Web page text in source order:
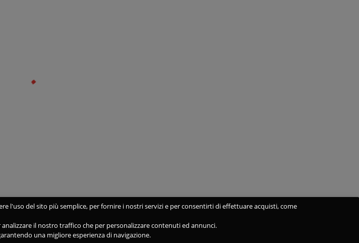
l'uso del sito più semplice, per fornire i nostri servizi e per consentirti di effettuare acquisti, come
il nostro traffico che per personalizzare contenuti ed annunci.
una migliore esperienza di navigazione.